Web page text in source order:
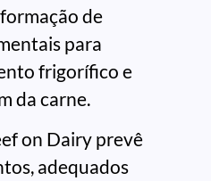
de
para
frigorífico e
da carne.
on Dairy prevê
adequados